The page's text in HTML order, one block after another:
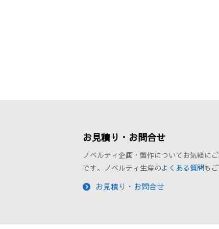
お見積り・お問合せ
ノベルティ企画・製作についてお気軽に
です。ノベルティ生産のよくある質問も
お見積り・お問合せ